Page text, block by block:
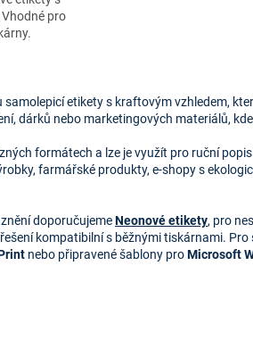
pro
v
l
á
a
c
r
v
k
samolepicí etikety s kraftovým vzhledem,
dárků nebo marketingových materiálů,
formátech a lze je využít pro ruční
farmářské produkty, e-shopy s
doporučujemeNeonové etikety, pro
kompatibilní s běžnými tiskárnami.
nebo připravené šablony proMicrosoft